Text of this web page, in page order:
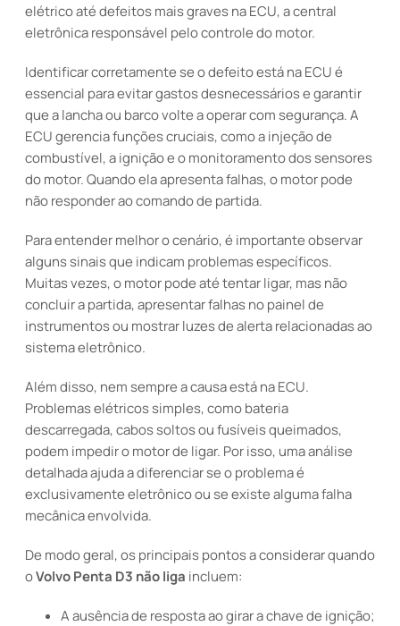
elétrico até defeitos mais graves na ECU, a central
eletrônica responsável pelo controle do motor.
Identificar corretamente se o defeito está na ECU é
essencial para evitar gastos desnecessários e garantir
que a lancha ou barco volte a operar com segurança. A
ECU gerencia funções cruciais, como a injeção de
combustível, a ignição e o monitoramento dos sensores
do motor. Quando ela apresenta falhas, o motor pode
não responder ao comando de partida.
Para entender melhor o cenário, é importante observar
alguns sinais que indicam problemas específicos.
Muitas vezes, o motor pode até tentar ligar, mas não
concluir a partida, apresentar falhas no painel de
instrumentos ou mostrar luzes de alerta relacionadas ao
sistema eletrônico.
Além disso, nem sempre a causa está na ECU.
Problemas elétricos simples, como bateria
descarregada, cabos soltos ou fusíveis queimados,
podem impedir o motor de ligar. Por isso, uma análise
detalhada ajuda a diferenciar se o problema é
exclusivamente eletrônico ou se existe alguma falha
mecânica envolvida.
De modo geral, os principais pontos a considerar quando
oVolvo Penta D3 não liga incluem:
A ausência de resposta ao girar a chave de ignição;